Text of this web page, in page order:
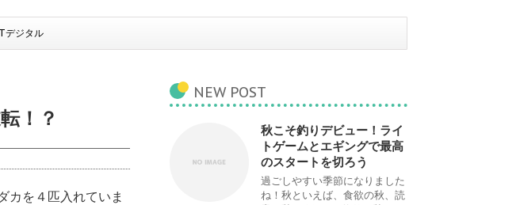
デジタル
！？
カを４匹入れていま
NEW POST
秋こそ釣りデビュー！ライ
トゲームとエギングで最高
のスタートを切ろう
過ごしやすい季節になりました
ね！秋といえば、食欲の秋、読